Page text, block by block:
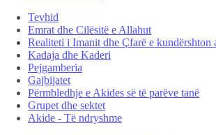
Tevhid
Emrat dhe Cilësitë e Allahut
Realiteti i Imanit dhe Çfarë e kundërshton
Kadaja dhe Kaderi
Pejgamberia
Gajbijatet
Përmbledhje e Akides së të parëve tanë
Grupet dhe sektet
Akide - Të ndryshme